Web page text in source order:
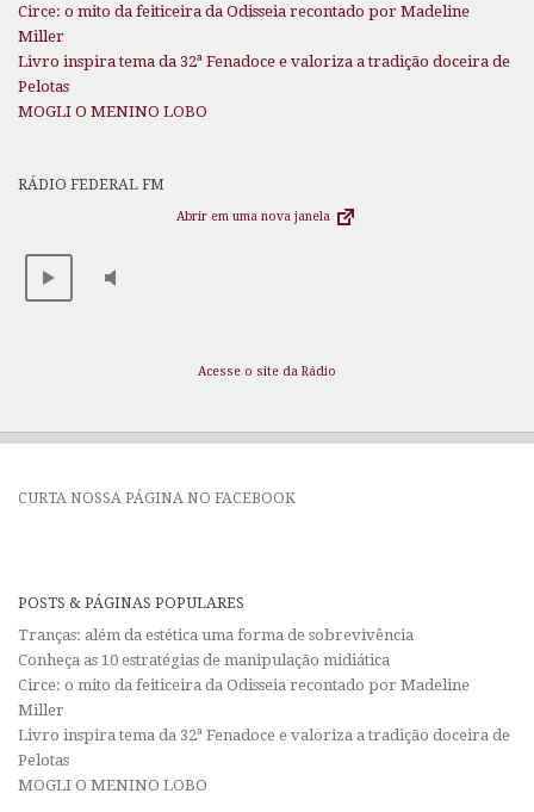
Circe: o mito da feiticeira da Odisseia recontado por Madeline
Miller
Livro inspira tema da 32ª Fenadoce e valoriza a tradição doceira de
Pelotas
MOGLI O MENINO LOBO
RÁDIO FEDERAL FM
Abrir em uma nova janela
Acesse o site da Rádio
CURTA NOSSA PÁGINA NO FACEBOOK
POSTS & PÁGINAS POPULARES
Tranças: além da estética uma forma de sobrevivência
Conheça as 10 estratégias de manipulação midiática
Circe: o mito da feiticeira da Odisseia recontado por Madeline
Miller
Livro inspira tema da 32ª Fenadoce e valoriza a tradição doceira de
Pelotas
MOGLI O MENINO LOBO